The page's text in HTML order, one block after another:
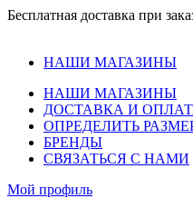
Бесплатная доставка при
НАШИ МАГАЗИНЫ
НАШИ МАГАЗИНЫ
ДОСТАВКА И
ОПРЕДЕЛИТЬ
БРЕНДЫ
СВЯЗАТЬСЯ С НАМИ
Мой профиль